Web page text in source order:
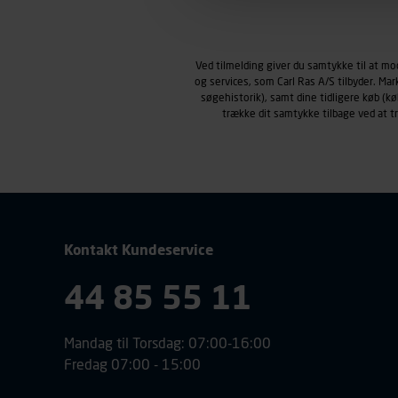
personoplysninger om
klikkes på, sider/indhold
smartphone mv.) samt de
Ved tilmelding giver du samtykke til at
og services, som Carl Ras A/S tilbyder.
søgehistorik), samt dine tidligere køb
trække dit samtykke tilbage ved at
Kontakt Kundeservice
44 85 55 11
Mandag til Torsdag: 07:00-16:00
Fredag 07:00 - 15:00